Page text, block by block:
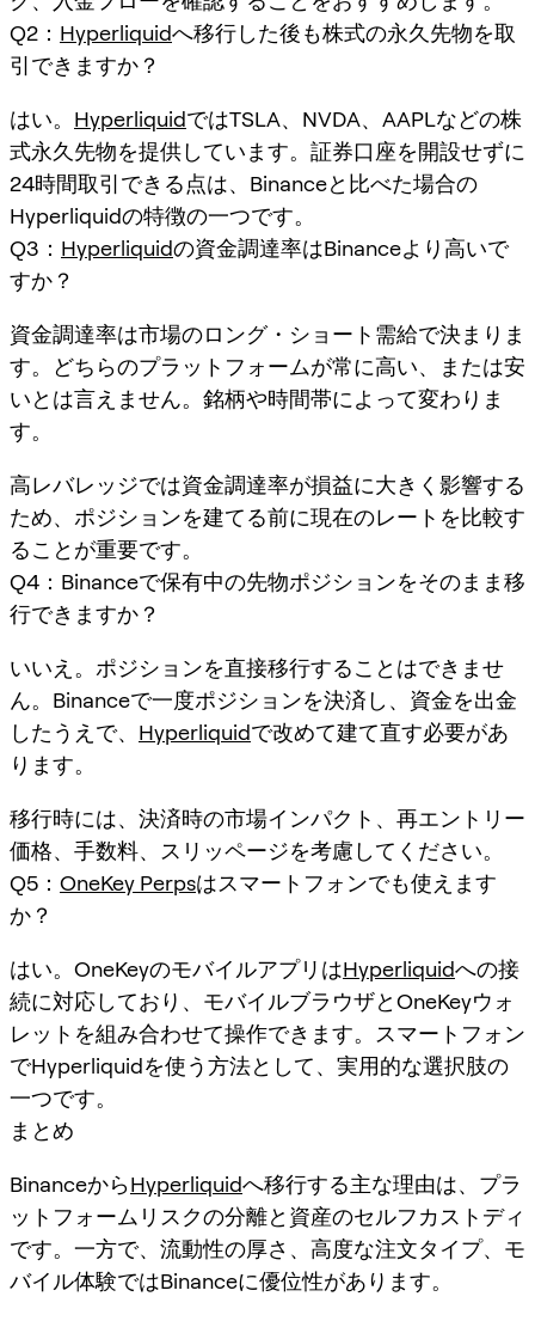
Q2： Hyperliquidへ移行した後も株式の永久先物を取
引できますか？
はい。 HyperliquidではTSLA、NVDA、AAPLなどの株
式永久先物を提供しています。証券口座を開設せずに
24時間取引できる点は、Binanceと比べた場合の
Hyperliquidの特徴の一つです。
Q3： Hyperliquidの資金調達率はBinanceより高いで
すか？
資金調達率は市場のロング・ショート需給で決まりま
す。どちらのプラットフォームが常に高い、または安
いとは言えません。銘柄や時間帯によって変わりま
す。
高レバレッジでは資金調達率が損益に大きく影響する
ため、ポジションを建てる前に現在のレートを比較す
ることが重要です。
Q4：Binanceで保有中の先物ポジションをそのまま移
行できますか？
いいえ。ポジションを直接移行することはできませ
ん。Binanceで一度ポジションを決済し、資金を出金
したうえで、 Hyperliquidで改めて建て直す必要があ
ります。
移行時には、決済時の市場インパクト、再エントリー
価格、手数料、スリッページを考慮してください。
Q5： OneKey Perpsはスマートフォンでも使えます
か？
はい。OneKeyのモバイルアプリはHyperliquidへの接
続に対応しており、モバイルブラウザとOneKeyウォ
レットを組み合わせて操作できます。スマートフォン
でHyperliquidを使う方法として、実用的な選択肢の
一つです。
まとめ
BinanceからHyperliquidへ移行する主な理由は、プラ
ットフォームリスクの分離と資産のセルフカストディ
です。一方で、流動性の厚さ、高度な注文タイプ、モ
バイル体験ではBinanceに優位性があります。